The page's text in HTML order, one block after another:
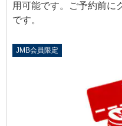
用可能です。ご予約前に
です。
JMB会員限定